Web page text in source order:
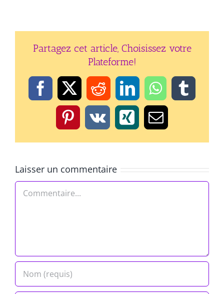
Partagez cet article, Choisissez votre
Plateforme!
Facebook
X RedditLinkedInWhatsApp
Pinterest
Vk XingEmail
Laisser un commentaire
Commentaire